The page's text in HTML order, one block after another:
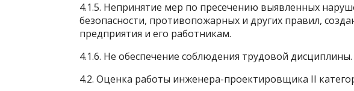
4.1.5. Непринятие мер по пресечению выявленных
безопасности, противопожарных и других правил,
предприятия и его работникам.
4.1.6. Не обеспечение соблюдения трудовой дисциплины.
4.2. Оценка работы инженера-проектировщика II